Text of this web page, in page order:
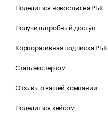
Поделиться новостью на РБК
Получить пробный доступ
Корпоративная подписка РБК
Стать экспертом
Отзывы о вашей компании
Поделиться кейсом